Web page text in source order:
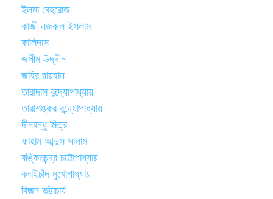
ইলমা বেহরোজ
কাজী নজরুল ইসলাম
কালিদাস
জসীম উদ্‌দীন
জহির রায়হান
তারাদাস বন্দ্যোপাধ্যায়
তারাশঙ্কর বন্দ্যোপাধ্যায়
দীনবন্ধু মিত্র
ফাহাম আব্দুস সালাম
বঙ্কিমচন্দ্র চট্টোপাধ্যায়
বলাইচাঁদ মুখোপাধ্যায়
বিজন ভট্টাচার্য